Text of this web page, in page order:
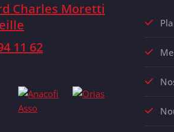
Charles Moretti
11 62